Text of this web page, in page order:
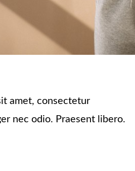
amet, consectetur
nec odio. Praesent libero.